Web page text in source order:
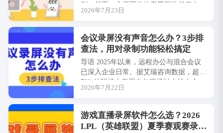
则。然而一个顽固的效率黑洞依然存在：
会议录音转会议···
2026年7月23日
会议录屏没有声音怎么办？3步排
查法，用对录制功能轻松搞定
导语 2025年以来，远程办公与混合会议
已深入企业日常。据艾瑞咨询数据，超过
78%的职场人每周参与三场以上线上会
议，录屏留档需求持续攀升。然而，大量
2026年7月22日
游戏直播录屏软件怎么选？2026
LPL（英雄联盟）夏季赛观赛录制